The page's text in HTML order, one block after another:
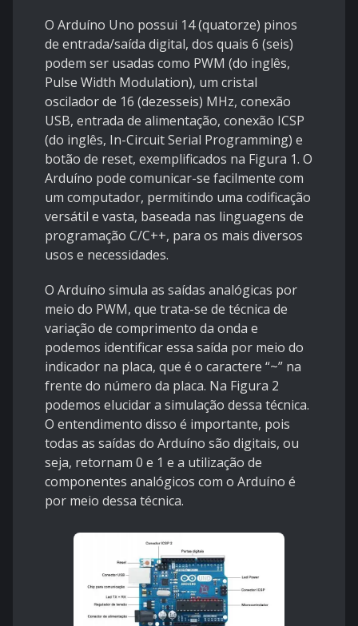
O Arduíno Uno possui 14 (quatorze) pinos
de entrada/saída digital, dos quais 6 (seis)
podem ser usadas como PWM (do inglês,
Pulse Width Modulation), um cristal
oscilador de 16 (dezesseis) MHz, conexão
USB, entrada de alimentação, conexão ICSP
(do inglês, In-Circuit Serial Programming) e
botão de reset, exemplificados na Figura 1. O
Arduíno pode comunicar-se facilmente com
um computador, permitindo uma codificação
versátil e vasta, baseada nas linguagens de
programação C/C++, para os mais diversos
usos e necessidades.
O Arduíno simula as saídas analógicas por
meio do PWM, que trata-se de técnica de
variação de comprimento da onda e
podemos identificar essa saída por meio do
indicador na placa, que é o caractere “~” na
frente do número da placa. Na Figura 2
podemos elucidar a simulação dessa técnica.
O entendimento disso é importante, pois
todas as saídas do Arduíno são digitais, ou
seja, retornam 0 e 1 e a utilização de
componentes analógicos com o Arduíno é
por meio dessa técnica.